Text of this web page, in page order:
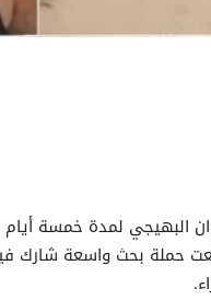
البهيجي لمدة خمسة
حملة بحث واسعة شارك